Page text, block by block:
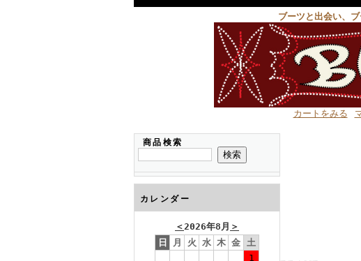
ブーツと出会い、
カートをみる
商品検索
カレンダー
＜2026年8月 ＞
日
月 火 水 木 金 土
1